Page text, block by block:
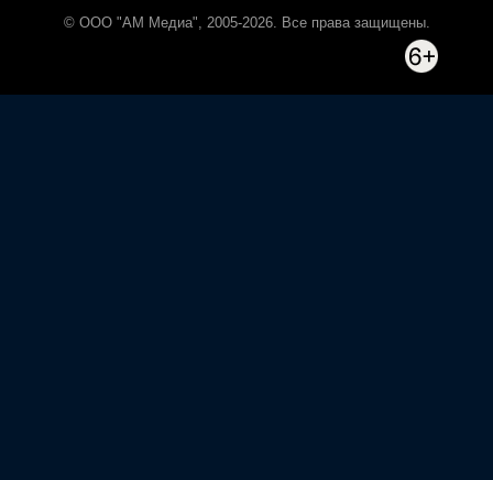
© ООО "АМ Медиа", 2005-2026. Все права защищены.